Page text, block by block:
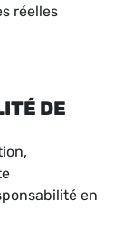
réelles
DE
en